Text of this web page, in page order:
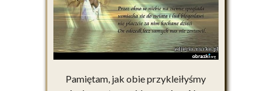
Pamiętam, jak obie przykleiłyśmy